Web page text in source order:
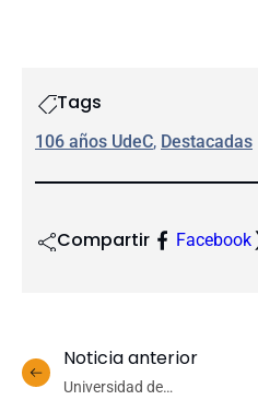
Tags
106 años UdeC, Destacadas
Compartir Facebook
Noticia anterior
Universidad de